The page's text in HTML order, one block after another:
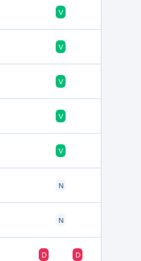
V
V
V
V
V
N
N
D D